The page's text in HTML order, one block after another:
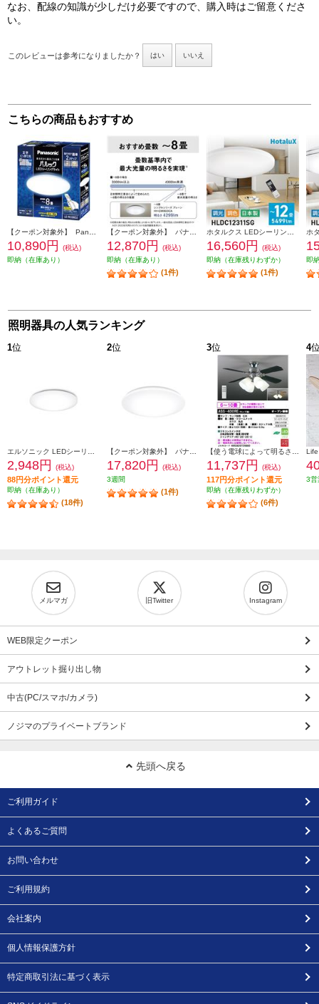
なお、配線の知識が少しだけ必要ですので、購入時はご留意くださ
い。
このレビューは参考になりましたか？ はい いいえ
こちらの商品もおすすめ
10,890円
(税込)
即納（在庫あり）
12,870円
(税込)
即納（在庫あり）
(1件)
16,560円
(税込)
即納（在庫残りわずか）
(1件)
即
照明器具の人気ランキング
1位
2,948円 (税込)
88円分ポイント還元
即納（在庫あり）
(18件)
2位
17,820円
(税込)
3週間
(1件)
3位
11,737円 (税込)
117円分ポイント還元
即納（在庫残りわずか）
(6件)
4
3営
メルマガ 旧Twitter Instagram
WEB限定クーポン
アウトレット掘り出し物
中古(PC/スマホ/カメラ)
ノジマのプライベートブランド
先頭へ戻る
ご利用ガイド
よくあるご質問
お問い合わせ
ご利用規約
会社案内
個人情報保護方針
特定商取引法に基づく表示